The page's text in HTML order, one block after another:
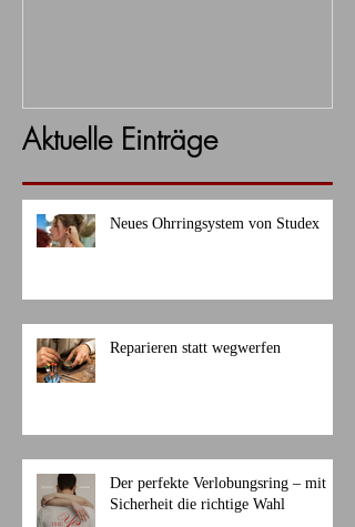
Aktuelle Einträge
Neues Ohrringsystem von Studex
Reparieren statt wegwerfen
Der perfekte Verlobungsring – mit
Sicherheit die richtige Wahl